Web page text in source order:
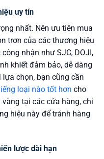
uy tín
nhất. Nên ưu tiên mua
trơn của các thương hiệu
nhận như SJC, DOJI,
khiết đảm bảo, dễ dàng
chọn, bạn cũng cần
loại nào tốt hơn cho
tại các cửa hàng, chi
hiệu này để tránh hàng
lược dài hạn